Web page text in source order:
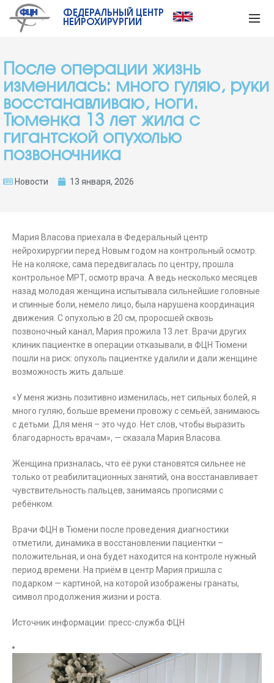
ФЕДЕРАЛЬНЫЙ ЦЕНТР
НЕЙРОХИРУРГИИ
После операции жизнь
изменилась: много гуляю, руки
восстанавливаю, ноги.
Тюменка 13 лет жила с
гигантской опухолью
позвоночника
Новости 13 января, 2026
Мария Власова приехала в Федеральный центр
нейрохирургии перед Новым годом на контрольный осмотр.
Не на коляске, сама передвигалась по центру, прошла
контрольное МРТ, осмотр врача. А ведь несколько месяцев
назад молодая женщина испытывала сильнейшие головные
и спинные боли, немело лицо, была нарушена координация
движения. С опухолью в 20 см, проросшей сквозь
позвоночный канал, Мария прожила 13 лет. Врачи других
клиник пациентке в операции отказывали, в ФЦН Тюмени
пошли на риск: опухоль пациентке удалили и дали женщине
возможность жить дальше.
«У меня жизнь позитивно изменилась, нет сильных болей, я
много гуляю, больше времени провожу с семьёй, занимаюсь
с детьми. Для меня – это чудо. Нет слов, чтобы выразить
благодарность врачам», — сказала Мария Власова.
Женщина призналась, что её руки становятся сильнее не
только от реабилитационных занятий, она восстанавливает
чувствительность пальцев, занимаясь прописями с
ребёнком.
Врачи ФЦН в Тюмени после проведения диагностики
отметили, динамика в восстановлении пациентки –
положительная, и она будет находится на контроле нужный
период времени. На приём в центр Мария пришла с
подарком — картиной, на которой изображены гранаты,
символ продолжения жизни и роста.
Источник информации: пресс-служба ФЦН